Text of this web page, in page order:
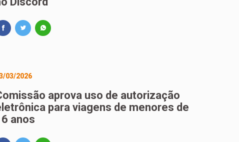
03/2026
aprova uso de autorização
para viagens de menores de
anos